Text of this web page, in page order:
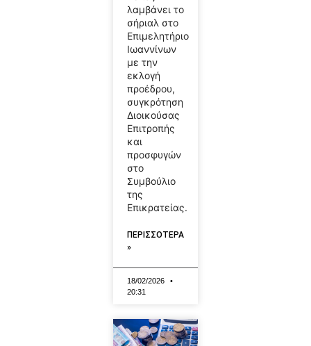
λαμβάνει το
σήριαλ στο
Επιμελητήριο
Ιωαννίνων
με την
εκλογή
προέδρου,
συγκρότηση
Διοικούσας
Επιτροπής
και
προσφυγών
στο
Συμβούλιο
της
Επικρατείας.
ΠΕΡΙΣΣΟΤΕΡΑ
»
18/02/2026
20:31